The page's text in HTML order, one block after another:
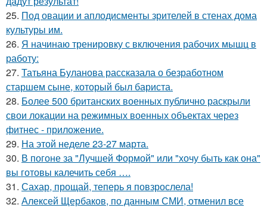
25. Под овации и аплодисменты зрителей в стенах дома
культуры им.
26. Я начинаю тренировку с включения рабочих мышц в
работу:
27. Татьяна Буланова рассказала о безработном
старшем сыне, который был бариста.
28. Более 500 британских военных публично раскрыли
свои локации на режимных военных объектах через
фитнес - приложение.
29. На этой неделе 23-27 марта.
30. В погоне за "Лучшей Формой" или "хочу быть как она"
вы готовы калечить себя ….
31. Сахар, прощай, теперь я повзрослела!
32. Алексей Щербаков, по данным СМИ, отменил все